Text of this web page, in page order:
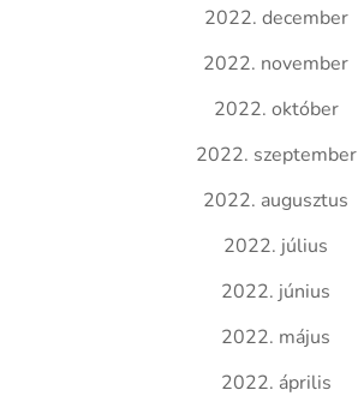
2022. december
2022. november
2022. október
2022. szeptember
2022. augusztus
2022. július
2022. június
2022. május
2022. április